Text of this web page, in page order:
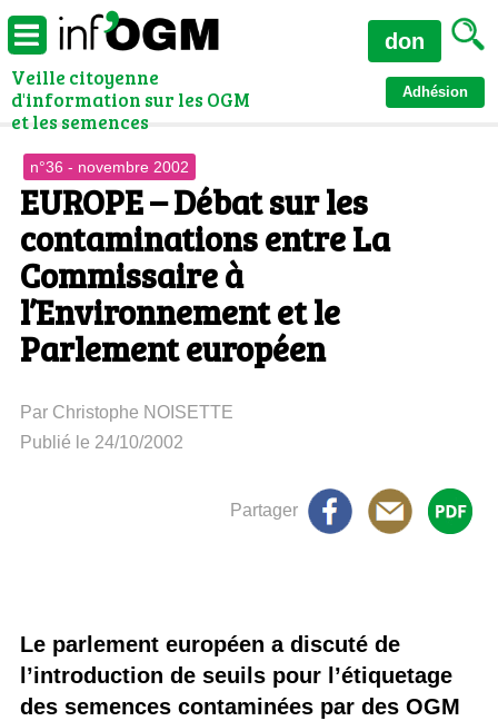
Veille citoyenne
d'information sur les OGM
et les semences
Adhésion
don
n°36 - novembre 2002
EUROPE – Débat sur les
contaminations entre La
Commissaire à
l’Environnement et le
Parlement européen
Par Christophe NOISETTE
Publié le 24/10/2002
Partager
Le parlement européen a discuté de
l’introduction de seuils pour l’étiquetage
des semences contaminées par des OGM